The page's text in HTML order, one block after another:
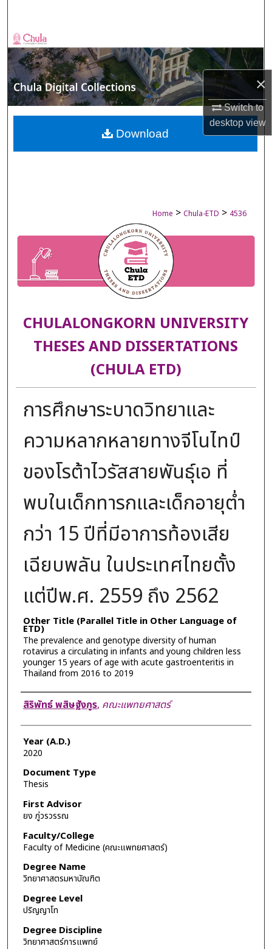
×
Switch to
desktopview
Browse Collections
My Account
About
Digital Commons Network™
Home > Chula-ETD > 4536
CHULALONGKORN UNIVERSITY
THESES AND DISSERTATIONS
(CHULA ETD)
การศึกษาระบาดวิทยาและ
ความหลากหลายทางจีโนไทป์
ของโรต้าไวรัสสายพันธุ์เอ ที่
พบในเด็กทารกและเด็กอายุต่ำ
กว่า 15 ปีที่มีอาการท้องเสีย
เฉียบพลัน ในประเทศไทยตั้ง
แต่ปีพ.ศ. 2559 ถึง 2562
Other Title (Parallel Title in Other Language of
ETD)
The prevalence and genotype diversity of human
rotavirus a circulating in infants and young children less
younger 15 years of age with acute gastroenteritis in
Thailand from 2016 to 2019
Author
สิริพัทธ์ พสิษฐังกูร, คณะแพทยศาสตร์
Year (A.D.)
2020
Document Type
Thesis
First Advisor
ยง ภู่วรวรรณ
Faculty/College
Faculty of Medicine (คณะแพทยศาสตร์)
Degree Name
วิทยาศาสตรมหาบัณฑิต
Degree Level
ปริญญาโท
Degree Discipline
วิทยาศาสตร์การแพทย์
Download